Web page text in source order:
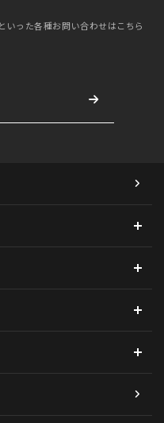
いった各種お問い合わせはこちら